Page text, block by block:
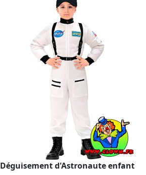
Déguisement d'Astronaute enfant